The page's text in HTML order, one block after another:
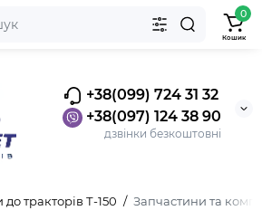
+38(099) 724 31 32
+38(097) 124 38 90
дзвінки безкоштовні
0
Кошик
тракторів Т-150 Запчастини та